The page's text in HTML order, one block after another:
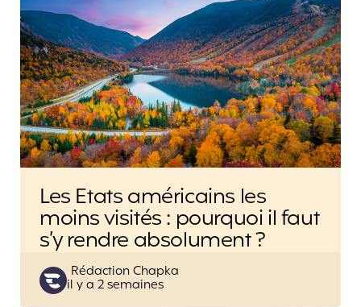
Les Etats américains les
moins visités : pourquoi il faut
s’y rendre absolument ?
Posted
by
Rédaction Chapka
il y a 2 semaines